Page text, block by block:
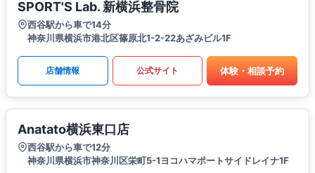
SPORT'S Lab. 新横浜整骨院
西谷駅から車で14分
神奈川県横浜市港北区篠原北1-2-22あざみビル1F
店舗情報 公式サイト 体験・相談予約
Anatato横浜東口店
西谷駅から車で12分
神奈川県横浜市神奈川区栄町5-1ヨコハマポートサイドレイナ1F